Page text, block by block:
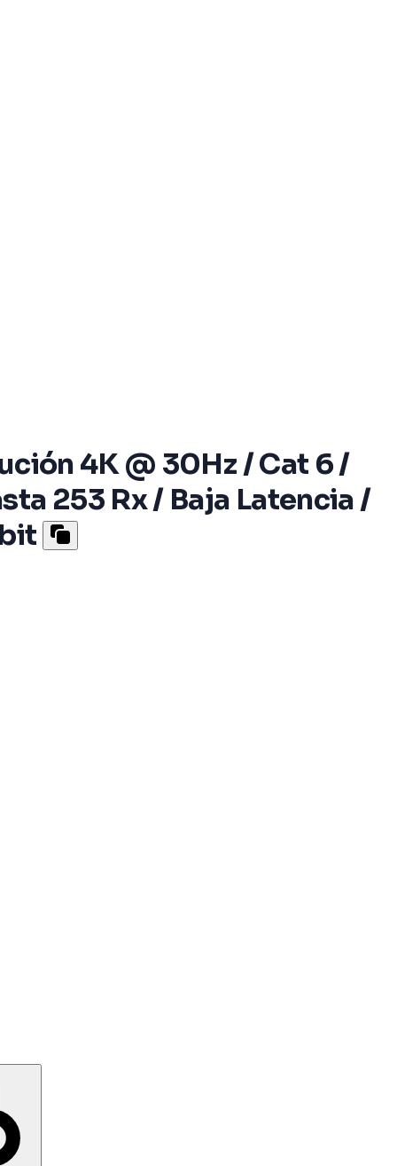
4K @ 30Hz / Cat 6 /
253 Rx / Baja Latencia /